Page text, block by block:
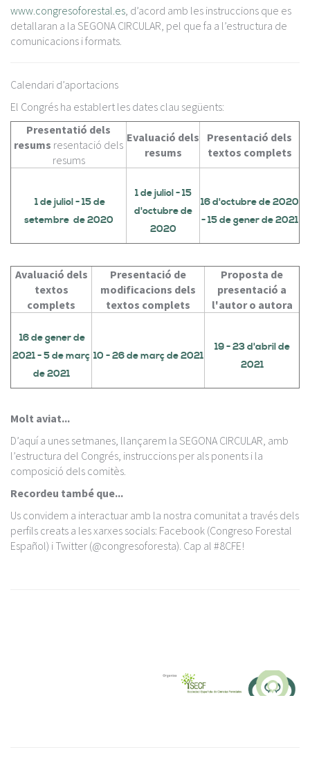
www.congresoforestal.es, d’acord amb les instruccions que es
detallaran a la SEGONA CIRCULAR, pel que fa a l’estructura de
comunicacions i formats.
Calendari d’aportacions
El Congrés ha establert les dates clau següents:
Presentatió dels
resums resentació dels
resums
Evaluació dels
resums
Presentació dels
textos complets
1 de juliol - 15 de
setembre de 2020
1 de juliol - 15
d'octubre de
2020
16 d'octubre de 2020
- 15 de gener de 2021
Avaluació dels
textos
complets
Presentació de
modificacions dels
textos complets
Proposta de
presentació a
l'autor o autora
16 de gener de
2021 - 5 de març
de 2021
10 - 26 de març de 2021
19 - 23 d'abril de
2021
Molt aviat...
D’aquí a unes setmanes, llançarem la SEGONA CIRCULAR, amb
l’estructura del Congrés, instruccions per als ponents i la
composició dels comitès.
Recordeu també que...
Us convidem a interactuar amb la nostra comunitat a través dels
perfils creats a les xarxes socials: Facebook (Congreso Forestal
Español) i Twitter (@congresoforesta). Cap al #8CFE!